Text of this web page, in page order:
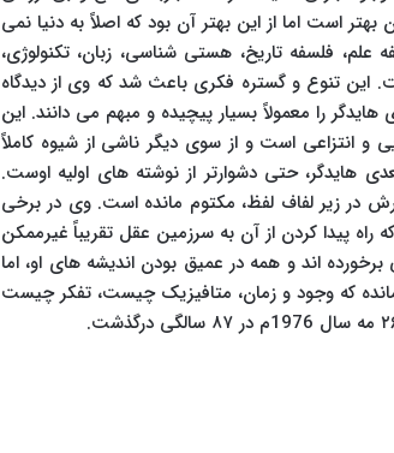
است اما از این بهتر آن بود که اصلاً به دنیا نمی‏
فلسفه تاریخ، هستی‏ شناسی، زبان، تکنولوژی،
این تنوع و گستره فکری باعث شد که وی از دیدگاه
را معمولاً بسیار پیچیده و مبهم می‏ دانند. این
و انتزاعی است و از سوی دیگر ناشی از شیوه کاملاً
هایدگر، حتی دشوارتر از نوشته‏ های اولیه اوست.
در زیر لفاف لفظ، مکتوم مانده است. وی در برخی
راه پیدا کردن از آن به سرزمین عقل تقریباً غیرممکن
اند و همه در عمیق بودن اندیشه‏ های او، اما
مانده که وجود و زمان، متافیزیک چیست، تفکر چیست